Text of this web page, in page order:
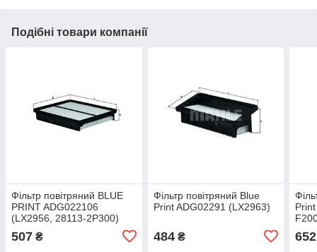
Подібні товари компанії
Фільтр повітряний BLUE
PRINT ADG022106
(LX2956, 28113-2P300)
507 ₴
Фільтр повітряний Blue
Print ADG02291 (LX2963)
484₴ 652